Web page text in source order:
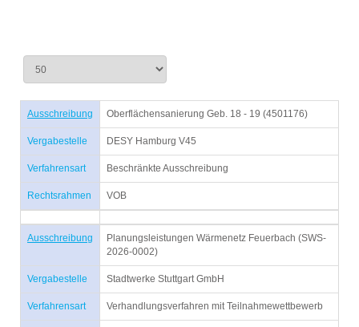
Ausschreibung Oberflächensanierung Geb. 18 - 19 (4501176)
Vergabestelle DESY Hamburg V45
Verfahrensart Beschränkte Ausschreibung
Rechtsrahmen VOB
Ausschreibung
Planungsleistungen Wärmenetz Feuerbach (SWS-
2026-0002)
Vergabestelle Stadtwerke Stuttgart GmbH
Verfahrensart Verhandlungsverfahren mit Teilnahmewettbewerb